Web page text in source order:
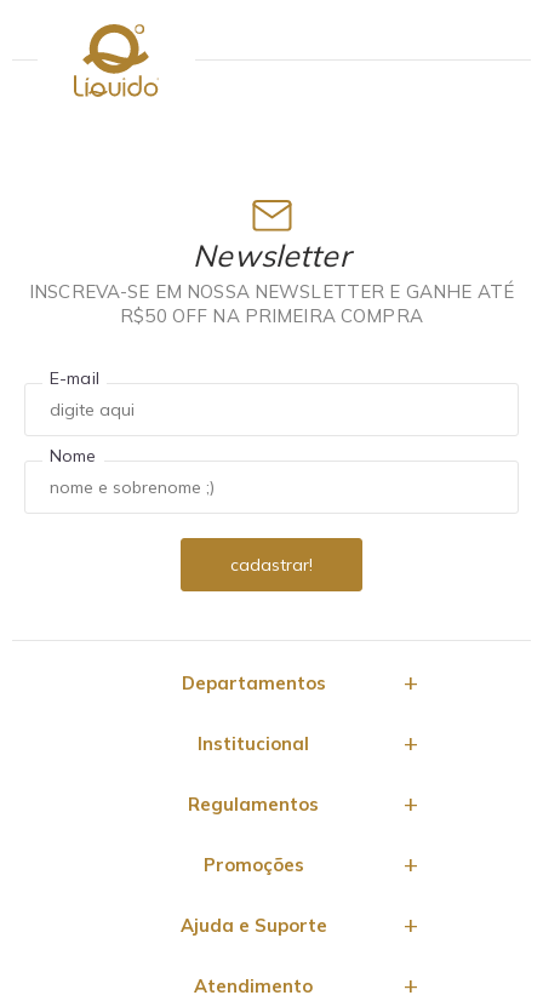
Newsletter
INSCREVA-SE EM NOSSA NEWSLETTER E GANHE ATÉ
R$50 OFF NA PRIMEIRA COMPRA
E-mail
Nome
Departamentos
Institucional
Regulamentos
Promoções
Ajuda e Suporte
Atendimento